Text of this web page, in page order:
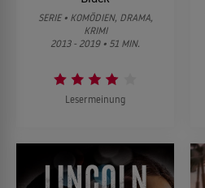
SERIE • KOMÖDIEN, DRAMA,
KRIMI
2013 - 2019 • 51 MIN.
Lesermeinung